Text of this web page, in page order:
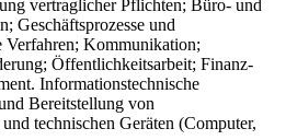
vertraglicher Pflichten; Büro- und
Geschäftsprozesse und
Verfahren; Kommunikation;
Öffentlichkeitsarbeit; Finanz-
Informationstechnische
Bereitstellung von
technischen Geräten (Computer,